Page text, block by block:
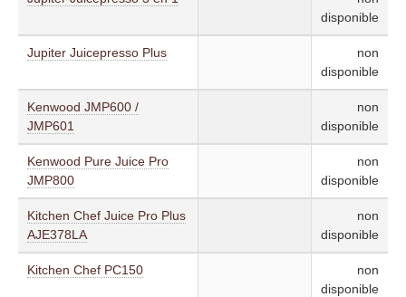
disponible
Jupiter Juicepresso Plus
non
disponible
Kenwood JMP600 /
JMP601
non
disponible
Kenwood Pure Juice Pro
JMP800
non
disponible
Kitchen Chef Juice Pro Plus
AJE378LA
non
disponible
Kitchen Chef PC150
non
disponible